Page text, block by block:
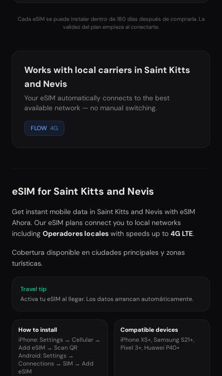
Cada eSIM se puede instalar dentro de 180 días después de comprarla. La
validez del plan empieza al conectarte.
Works with local carriers in Saint Kitts
and Nevis
Your eSIM automatically connects to the best
available network — no manual switching.
FLOW 4G
eSIM for Saint Kitts and Nevis
Get instant mobile data in Saint Kitts and Nevis with eSIM
Ahora. Our eSIM plans connect you to local networks
including Operadores locales with speeds up to 4G LTE.
Cobertura disponible en ciudades principales y zonas
turísticas.
Travel tip
Activa tu eSIM al llegar. Los datos arrancan automáticamente.
How to install
iPhone: Settings → Cellular →
Add eSIM → Scan QR
Android: Settings →
Connections → SIM → Add
eSIM
Compatible devices
iPhone XS+, Samsung S21+,
Pixel 3+, Huawei P40+